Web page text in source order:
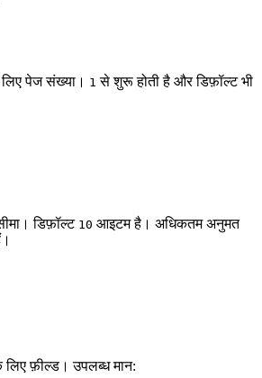
पेज संख्या। 1 से शुरू होती है और डिफ़ॉल्ट भी
डिफ़ॉल्ट 10 आइटम है। अधिकतम अनुमत
लिए फ़ील्ड। उपलब्ध मान: